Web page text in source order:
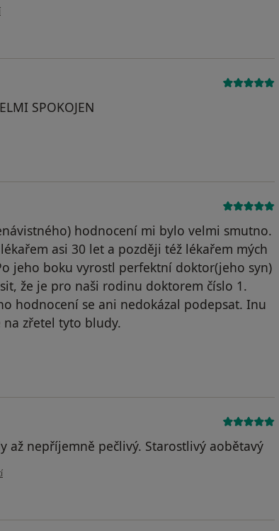
Váš účet byl odstraněn
SPOKOJEN
hodnocení mi bylo velmi smutno.
asi 30 let a později též lékařem mých
jeho boku vyrostl perfektní doktor(jeho syn)
že je pro naši rodinu doktorem číslo 1.
hodnocení se ani nedokázal podepsat. Inu
zřetel tyto bludy.
Váš účet byl odstraněn
až nepříjemně pečlivý. Starostlivý aobětavý
Ryvolová